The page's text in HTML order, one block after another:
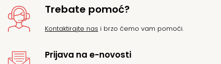
Trebate pomoć?
Kontaktirajte nas i brzo ćemo vam pomoći.
Prijava na e-novosti